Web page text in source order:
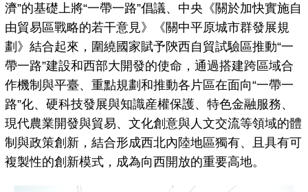
濟”的基礎上將“一帶一路”倡議、中央《關於加快實施自
由貿易區戰略的若干意見》《關中平原城市群發展規
劃》結合起來，圍繞國家賦予陝西自貿試驗區推動“一
帶一路”建設和西部大開發的使命，通過搭建跨區域合
作機制與平臺、重點規劃和推動各片區在面向“一帶一
路”化、硬科技發展與知識産權保護、特色金融服務、
現代農業開發與貿易、文化創意與人文交流等領域的體
制與政策創新，結合形成西北內陸地區獨有、且具有可
複製性的創新模式，成為向西開放的重要高地。